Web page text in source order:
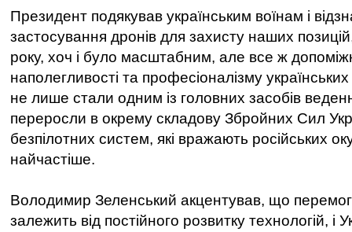
Президент подякував українським воїнам і
застосування дронів для захисту наших
року, хоч і було масштабним, але все ж
наполегливості та професіоналізму українських
не лише стали одним із головних засобів
переросли в окрему складову Збройних Сил
безпілотних систем, які вражають російських
найчастіше.
Володимир Зеленський акцентував, що
залежить від постійного розвитку технологій, і